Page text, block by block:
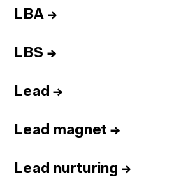
LBA →
LBS →
Lead →
Lead magnet →
Lead nurturing →